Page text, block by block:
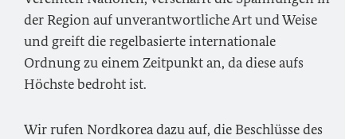
der Region auf unverantwortliche Art und Weise
und greift die regelbasierte internationale
Ordnung zu einem Zeitpunkt an, da diese aufs
Höchste bedroht ist.
Wir rufen Nordkorea dazu auf, die Beschlüsse des